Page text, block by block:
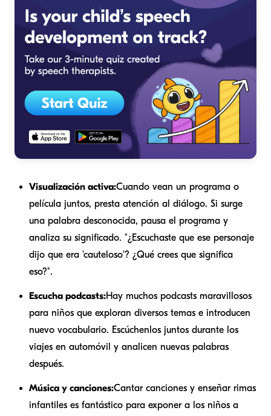
Visualización activa:Cuando vean un programa o
película juntos, presta atención al diálogo. Si surge
una palabra desconocida, pausa el programa y
analiza su significado. "¿Escuchaste que ese personaje
dijo que era 'cauteloso'? ¿Qué crees que significa
eso?".
Escucha podcasts:Hay muchos podcasts maravillosos
para niños que exploran diversos temas e introducen
nuevo vocabulario. Escúchenlos juntos durante los
viajes en automóvil y analicen nuevas palabras
después.
Música y canciones:Cantar canciones y enseñar rimas
infantiles es fantástico para exponer a los niños a